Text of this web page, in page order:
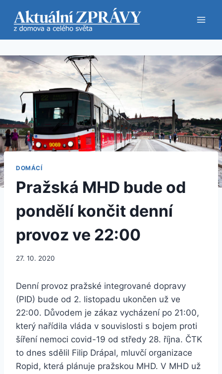
obsah
DOMÁCÍ
Pražská MHD bude od
pondělí končit denní
provoz ve 22:00
27. 10. 2020
Denní provoz pražské integrované dopravy
(PID) bude od 2. listopadu ukončen už ve
22:00. Důvodem je zákaz vycházení po 21:00,
který nařídila vláda v souvislosti s bojem proti
šíření nemoci covid-19 od středy 28. října. ČTK
to dnes sdělil Filip Drápal, mluvčí organizace
Ropid, která plánuje pražskou MHD. V MHD už